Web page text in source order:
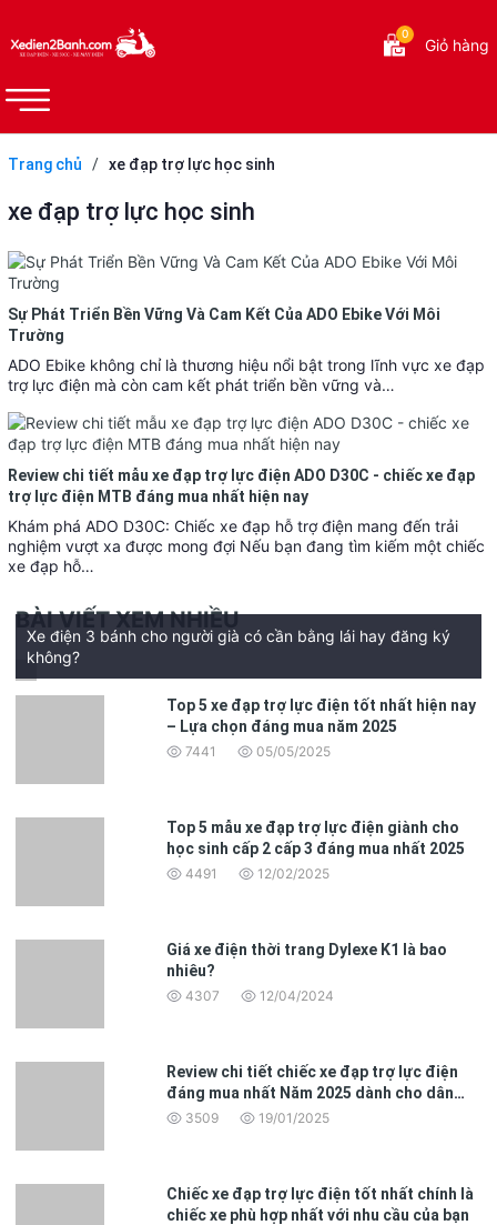
0
Giỏ hàng
Trang chủ / xe đạp trợ lực học sinh
xe đạp trợ lực học sinh
Sự Phát Triển Bền Vững Và Cam Kết Của ADO Ebike Với Môi
Trường
ADO Ebike không chỉ là thương hiệu nổi bật trong lĩnh vực xe đạp
trợ lực điện mà còn cam kết phát triển bền vững và…
Review chi tiết mẫu xe đạp trợ lực điện ADO D30C - chiếc xe đạp
trợ lực điện MTB đáng mua nhất hiện nay
Khám phá ADO D30C: Chiếc xe đạp hỗ trợ điện mang đến trải
nghiệm vượt xa được mong đợi Nếu bạn đang tìm kiếm một chiếc
xe đạp hỗ…
BÀI VIẾT XEM NHIỀU
Xe điện 3 bánh cho người già có cần bằng lái hay đăng ký
không?
Top 5 xe đạp trợ lực điện tốt nhất hiện nay
– Lựa chọn đáng mua năm 2025
7441 05/05/2025
Top 5 mẫu xe đạp trợ lực điện giành cho
học sinh cấp 2 cấp 3 đáng mua nhất 2025
4491 12/02/2025
Giá xe điện thời trang Dylexe K1 là bao
nhiêu?
4307 12/04/2024
Review chi tiết chiếc xe đạp trợ lực điện
đáng mua nhất Năm 2025 dành cho dân
văn phòng
3509 19/01/2025
Chiếc xe đạp trợ lực điện tốt nhất chính là
chiếc xe phù hợp nhất với nhu cầu của bạn